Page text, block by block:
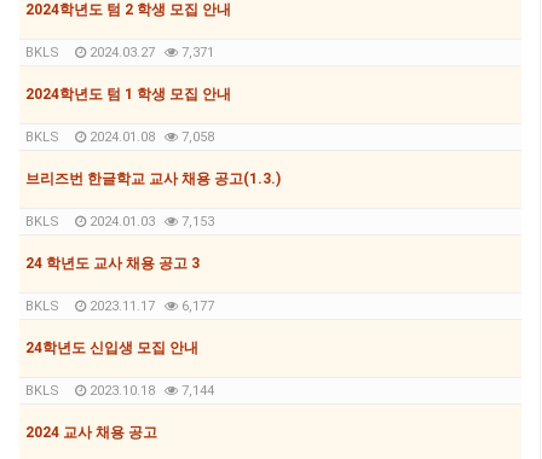
2024학년도 텀 2 학생 모집 안내
BKLS 2024.03.27 7,371
2024학년도 텀 1 학생 모집 안내
BKLS 2024.01.08 7,058
브리즈번 한글학교 교사 채용 공고(1.3.)
BKLS 2024.01.03 7,153
24 학년도 교사 채용 공고 3
BKLS 2023.11.17 6,177
24학년도 신입생 모집 안내
BKLS 2023.10.18 7,144
2024 교사 채용 공고